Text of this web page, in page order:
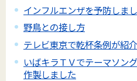
インフルエンザを予防しま
野鳥との接し方
テレビ東京で乾杯条例が紹
いばキラＴＶでテーマソン
作製しました